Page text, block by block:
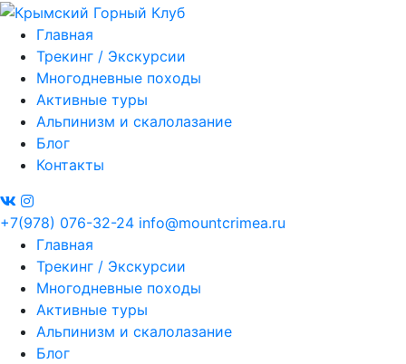
Главная
Трекинг / Экскурсии
Многодневные походы
Активные туры
Альпинизм и скалолазание
Блог
Контакты
+7(978) 076-32-24 info@mountcrimea.ru
Главная
Трекинг / Экскурсии
Многодневные походы
Активные туры
Альпинизм и скалолазание
Блог